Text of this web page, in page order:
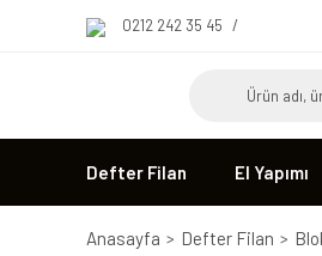
0212 242 35 45 /
Defter Filan El Yapımı
Anasayfa Defter Filan